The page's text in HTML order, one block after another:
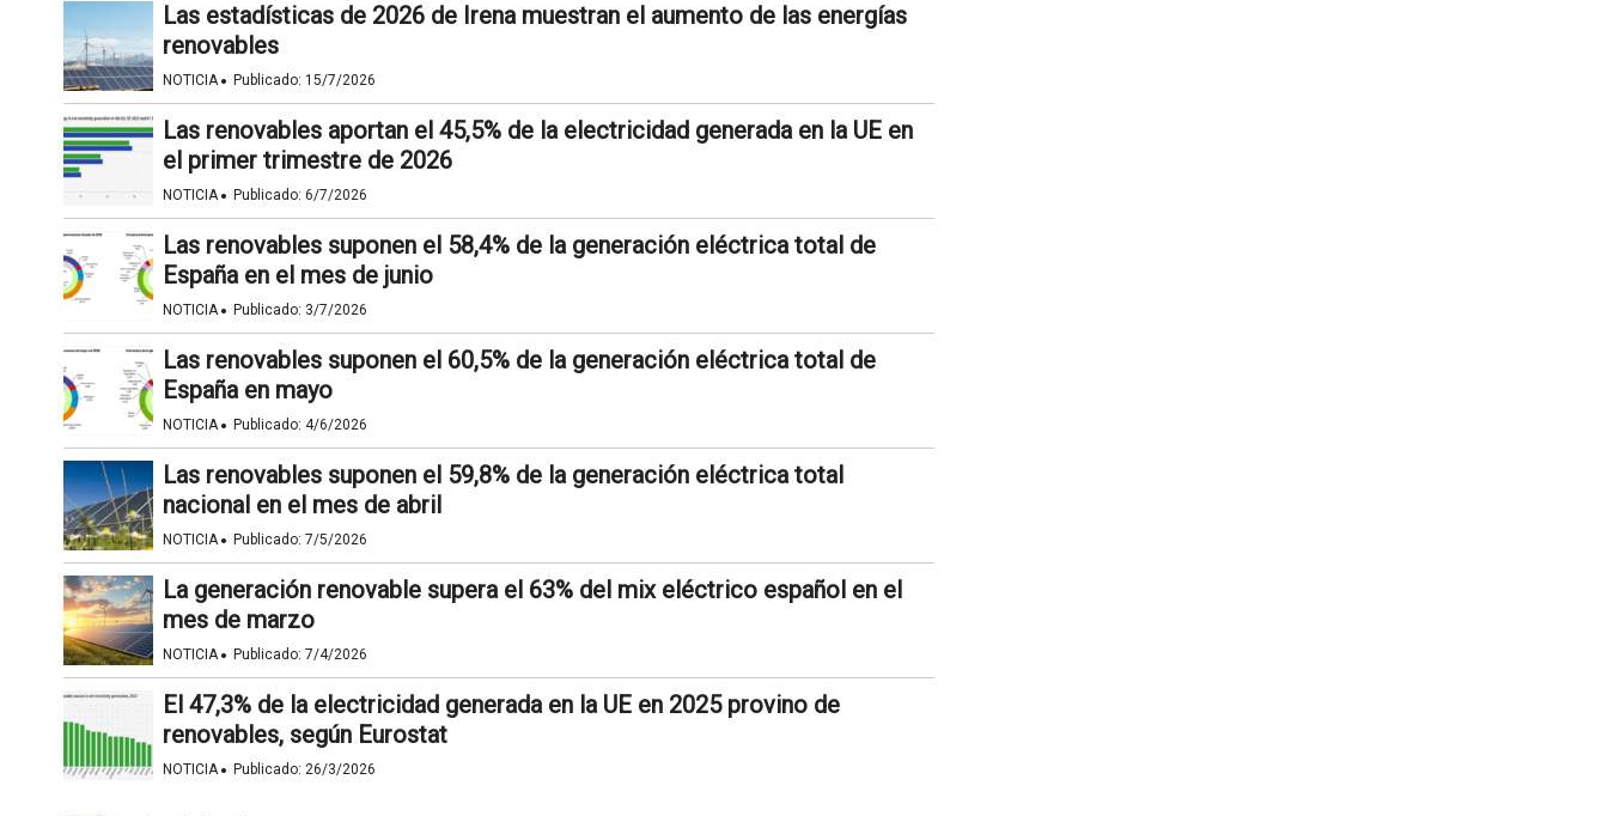
Las estadísticas de 2026 de Irena muestran el aumento de las energías
renovables
NOTICIA· Publicado: 15/7/2026
Las renovables aportan el 45,5% de la electricidad generada en la UE en
el primer trimestre de 2026
NOTICIA· Publicado: 6/7/2026
Las renovables suponen el 58,4% de la generación eléctrica total de
España en el mes de junio
NOTICIA· Publicado: 3/7/2026
Las renovables suponen el 60,5% de la generación eléctrica total de
España en mayo
NOTICIA· Publicado: 4/6/2026
Las renovables suponen el 59,8% de la generación eléctrica total
nacional en el mes de abril
NOTICIA· Publicado: 7/5/2026
La generación renovable supera el 63% del mix eléctrico español en el
mes de marzo
NOTICIA· Publicado: 7/4/2026
El 47,3% de la electricidad generada en la UE en 2025 provino de
renovables, según Eurostat
NOTICIA· Publicado: 26/3/2026